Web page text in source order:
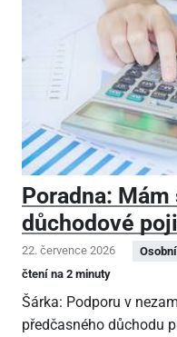
Poradna:
důchodové
22. července 2026
čtení na 2 minuty
Šárka: Podporu v
předčasného důchodu